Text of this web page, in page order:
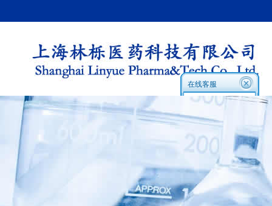
在线客服
在线客服1:
在线客服2
Skype